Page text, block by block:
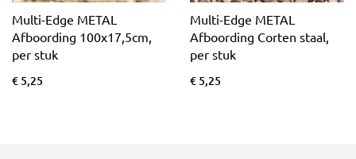
Multi-Edge METAL
Afboording 100x17,5cm,
per stuk
€ 5,25
Multi-Edge METAL
Afboording Corten staal,
per stuk
€ 5,25